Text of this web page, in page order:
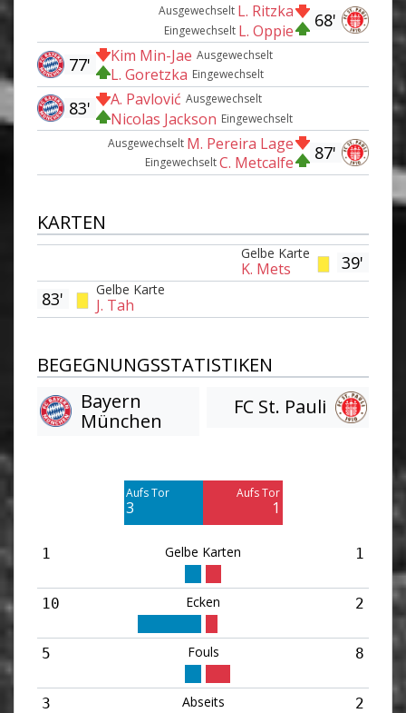
68'
Ausgewechselt L. Ritzka
Eingewechselt L. Oppie
Ausgewechselt
Kim Min-Jae
Eingewechselt
L. Goretzka
77'
Ausgewechselt
A. Pavlović
Eingewechselt
Nicolas Jackson
83'
87'
Ausgewechselt M. Pereira Lage
EingewechseltC. Metcalfe
KARTEN
39'
Gelbe Karte
K. Mets
Gelbe Karte
J. Tah
83'
BEGEGNUNGSSTATISTIKEN
Bayern
München
FC St. Pauli
Aufs Tor
3
Aufs Tor
1
1 Gelbe Karten 1
10 Ecken 2
5 Fouls 8
3 Abseits 2